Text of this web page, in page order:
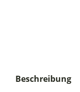
Beschreibung